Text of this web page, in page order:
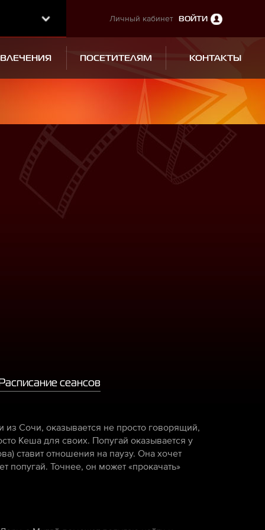
Личный кабинет ВОЙТИ
ПОСЕТИТЕЛЯМ КОНТАКТЫ
Расписание сеансов
из Сочи, оказывается не просто говорящий,
Кеша для своих. Попугай оказывается у
ставит отношения на паузу. Она хочет
попугай. Точнее, он может «прокачать»